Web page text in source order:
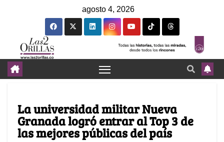
agosto 4, 2026
La universidad militar Nueva
Granada logró entrar al Top 3 de
las mejores públicas del país